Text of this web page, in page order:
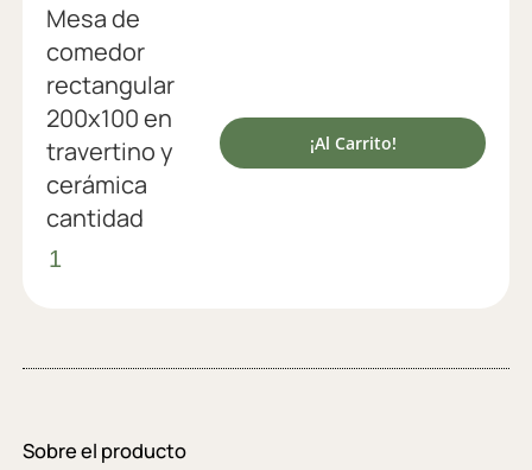
Mesa de
comedor
rectangular
200x100 en
travertino y
cerámica
cantidad
¡Al Carrito!
Sobre el producto